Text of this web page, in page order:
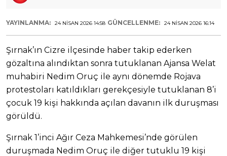
YAYINLANMA: 24 NISAN 2026 14:58 GÜNCELLENME: 24 NISAN 2026 16:14
Şırnak’ın Cizre ilçesinde haber takip ederken
gözaltına alındıktan sonra tutuklanan Ajansa Welat
muhabiri Nedim Oruç ile aynı dönemde Rojava
protestoları katıldıkları gerekçesiyle tutuklanan 8’i
çocuk 19 kişi hakkında açılan davanın ilk duruşması
görüldü.
Şırnak 1’inci Ağır Ceza Mahkemesi’nde görülen
duruşmada Nedim Oruç ile diğer tutuklu 19 kişi